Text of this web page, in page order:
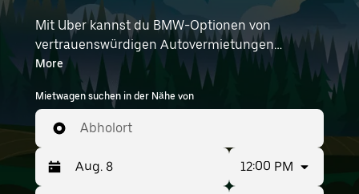
Mit Uber kannst du BMW-Optionen von
vertrauenswürdigen Autovermietungen
durchstöbern. Finde den richtigen Leihwagen
von BMW für Besorgungen, Roadtrips oder
tägliche Fahrten. Egal, ob du Preis, Größe oder
Stil priorisierst: Hier findest du Optionen, die
deinen Wünschen entsprechen. Gib deine Zeit-
und Standortangaben (z. B. Stuttgart Airport)
ein, um BMW-Vermietungen in deiner Nähe zu
More
Mietwagen suchen in der Nähe von
Abholort
12:00 PM